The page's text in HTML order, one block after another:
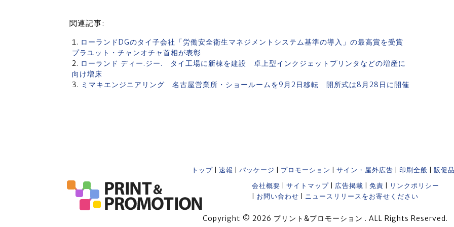
関連記事:
ローランドDGのタイ子会社「労働安全衛生マネジメントシステム基準の導入」の最高賞を受賞
プラユット・チャンオチャ首相が表彰
ローランド ディー.ジー. タイ工場に新棟を建設 卓上型インクジェットプリンタなどの増産に
向け増床
ミマキエンジニアリング 名古屋営業所・ショールームを9月2日移転 開所式は8月28日に開催
トップ 速報 パッケージ プロモーション サイン・屋外広告 印刷全般 販促品
会社概要 サイトマップ 広告掲載 免責
リンクポリシー
お問い合わせ ニュースリリースをお寄せください
Copyright © 2026 プリント&プロモーション . ALL Rights Reserved.